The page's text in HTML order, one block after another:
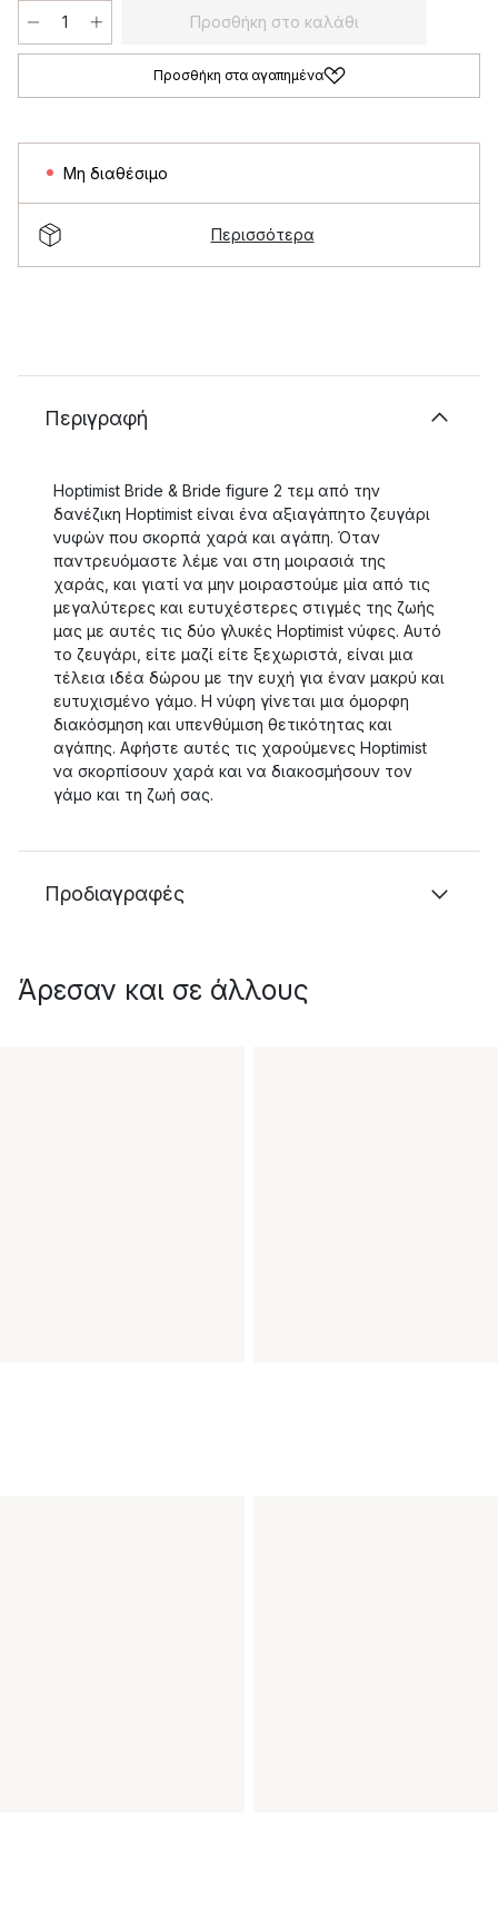
Προσθήκη στο καλάθι
Προσθήκη στα αγαπημένα
Μη διαθέσιμο
Περισσότερα
Περιγραφή
Hoptimist Bride & Bride figure 2 τεμ από την
δανέζικη Hoptimist είναι ένα αξιαγάπητο ζευγάρι
νυφών που σκορπά χαρά και αγάπη. Όταν
παντρευόμαστε λέμε ναι στη μοιρασιά της
χαράς, και γιατί να μην μοιραστούμε μία από τις
μεγαλύτερες και ευτυχέστερες στιγμές της ζωής
μας με αυτές τις δύο γλυκές Hoptimist νύφες. Αυτό
το ζευγάρι, είτε μαζί είτε ξεχωριστά, είναι μια
τέλεια ιδέα δώρου με την ευχή για έναν μακρύ και
ευτυχισμένο γάμο. Η νύφη γίνεται μια όμορφη
διακόσμηση και υπενθύμιση θετικότητας και
αγάπης. Αφήστε αυτές τις χαρούμενες Hoptimist
να σκορπίσουν χαρά και να διακοσμήσουν τον
γάμο και τη ζωή σας.
Προδιαγραφές
Άρεσαν και σε άλλους